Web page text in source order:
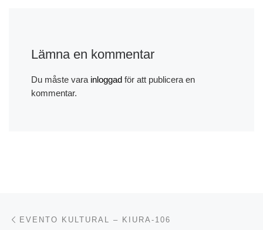
Lämna en kommentar
Du måste vara inloggadför att publicera en
kommentar.
Inläggsnavigering
EVENTO KULTURAL – KIURA-106